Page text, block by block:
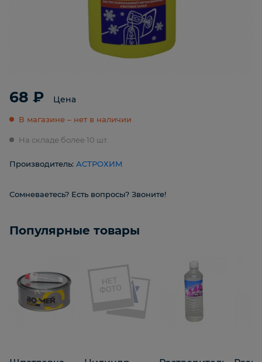
68 ₽ Цена
В магазине – нет в наличии
На складе более 10 шт.
Производитель: АСТРОХИМ
Сомневаетесь? Есть вопросы? Звоните!
Популярные товары